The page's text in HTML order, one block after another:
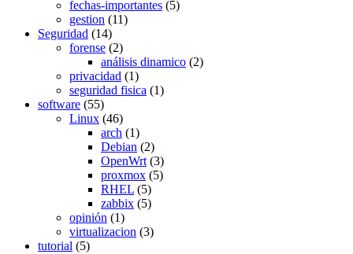
fechas-importantes (5)
gestion (11)
Seguridad (14)
forense (2)
análisis dinamico (2)
privacidad (1)
seguridad fisica (1)
software (55)
Linux (46)
arch (1)
Debian (2)
OpenWrt (3)
proxmox (5)
RHEL (5)
zabbix (5)
opinión (1)
virtualizacion (3)
tutorial (5)